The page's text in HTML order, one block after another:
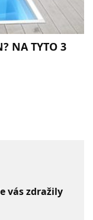
NA TYTO 3
vás zdražily